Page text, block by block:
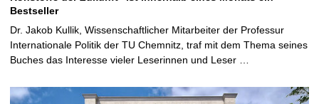
Bestseller
Dr. Jakob Kullik, Wissenschaftlicher Mitarbeiter der Professur
Internationale Politik der TU Chemnitz, traf mit dem Thema seines
Buches das Interesse vieler Leserinnen und Leser …